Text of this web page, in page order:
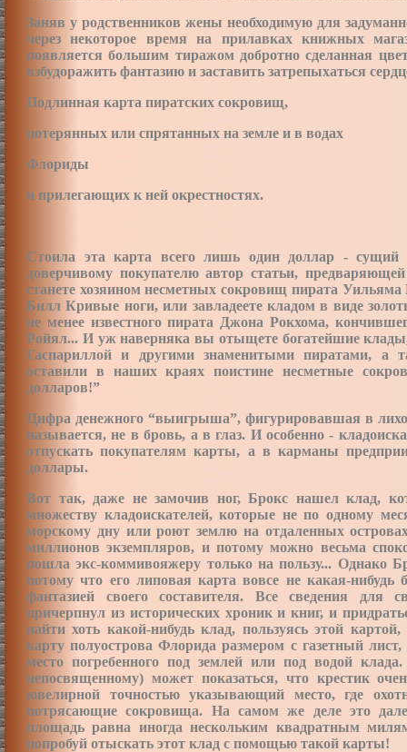
Заняв у родственников жены необходимую для
через некоторое время на прилавках книжных
появляется большим тиражом добротно сделанная
взбудоражить фантазию и заставить затрепыхаться
Подлинная карта пиратских сокровищ,
потерянных или спрятанных на земле и в водах
Флориды
и прилегающих к ней окрестностях.
Стоила эта карта всего лишь один доллар -
доверчивому покупателю автор статьи,
станете хозяином несметных сокровищ пирата
Билл Кривые ноги, или завладеете кладом в виде
не менее известного пирата Джона Рокхома,
Ройял... И уж наверняка вы отыщете богатейшие
Гаспариллой и другими знаменитыми пиратами, а
оставили в наших краях поистине несметные
долларов!”
Цифра денежного “выигрыша”, фигурировавшая в
называется, не в бровь, а в глаз. И особенно -
отпускать покупателям карты, а в карманы
доллары.
Вот так, даже не замочив ног, Брокс нашел клад,
множеству кладоискателей, которые не по одному
морскому дну или роют землю на отдаленных
миллионов экземпляров, и потому можно весьма
пошла экс-коммивояжеру только на пользу... Однако
потому что его липовая карта вовсе не какая-
фантазией своего составителя. Все сведения для
причерпнул из исторических хроник и книг, и
найти хоть какой-нибудь клад, пользуясь этой
карту полуострова Флорида размером с газетный
место погребенного под землей или под водой
непосвященному) может показаться, что крестик
ювелирной точностью указывающий место, где
потрясающие сокровища. На самом же деле это
площадь равна иногда нескольким квадратным
попробуй отыскать этот клад с помощью такой карты!